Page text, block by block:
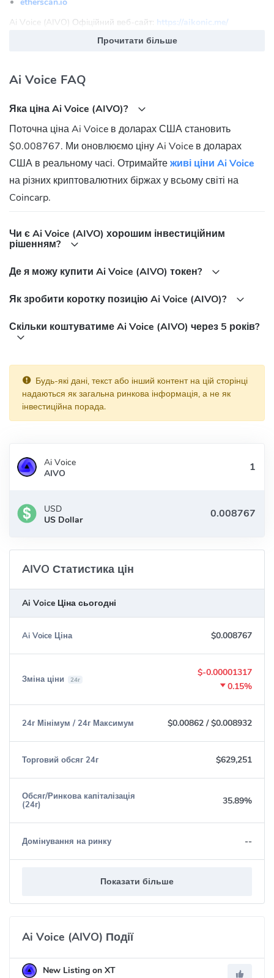
Ai Voice (AIVO) Офіційний веб-сайт: https://aikonic.me/
Яка адреса контрактів Ai Voice (AIVO)?
0x772f4aF00AdeAD92905ED27CA3C331f0D703EBB7
Прочитати більше
Ai Voice FAQ
Яка ціна Ai Voice (AIVO)?
Поточна ціна Ai Voice в доларах США становить
$0.008767. Ми оновлюємо ціну Ai Voice в доларах
США в реальному часі. Отримайтеживі ціни Ai Voice
на різних криптовалютних біржах у всьому світі на
Coincarp.
Чи є Ai Voice (AIVO) хорошим інвестиційним
рішенням?
Де я можу купити Ai Voice (AIVO) токен?
Як зробити коротку позицію Ai Voice (AIVO)?
Скільки коштуватиме Ai Voice (AIVO) через 5 років?
Будь-які дані, текст або інший контент на цій сторінці
надаються як загальна ринкова інформація, а не як
інвестиційна порада.
Ai Voice
AIVO
USD
US Dollar
AIVO Статистика цін
Ai Voice Ціна сьогодні
Ai Voice Ціна $0.008767
Зміна ціни 24г
$-0.00001317
0.15%
24г Мінімум / 24г Максимум $0.00862 /$0.008932
Торговий обсяг 24г $629,251
Обсяг/Ринкова капіталізація
(24г) 35.89%
Домінування на ринку --
Показати більше
Ai Voice (AIVO) Події
New Listing on XT